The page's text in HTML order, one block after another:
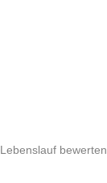
Lebenslauf bewerten